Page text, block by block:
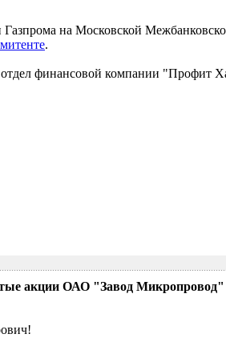
Газпрома на Московской
.
финансовой компании "Профит
акции ОАО "Завод